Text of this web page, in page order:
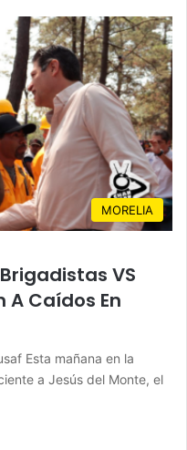
MORELIA
VS
A Caídos En
Esta mañana en la
a Jesús del Monte, el